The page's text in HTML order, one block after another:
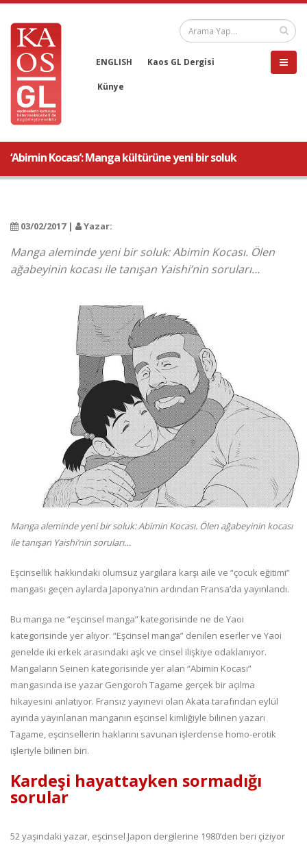
ENGLISH Kaos GL Dergisi
Künye
‘Abimin Kocası’: Manga kültürüne yeni bir soluk
03/02/2017 | Yazar:
Manga aleminde yeni bir soluk: Abimin Kocası. Ölen
ağabeyinin kocası ile tanışan Yaishi’nin soruları…
Manga aleminde yeni bir soluk: Abimin Kocası. Ölen ağabeyinin kocası
ile tanışan Yaishi’nin soruları…
Eşcinsellik hakkındaki olumsuz yargılara karşı aile ve “çocuk eğitimi”
mangası geçen aylarda Japonya’nın ardından Fransa’da yayınlandı.
Bu manga ne “eşcinsel manga” kategorisinde ne de Yaoi
kategorisinde yer alıyor. “Eşcinsel manga” denilen eserler ve Yaoi
genelde iki erkek arasındaki aşk ve cinsel ilişkiye odaklanıyor.
Mangaların Seinen kategorisinde yer alan “Abimin Kocası”
mangasında ise yazar Gengoroh Tagame gerçek bir açılma
hikayesini anlatıyor. Fransız yayınevi olan Akata tarafından eylül
ayında yayınlanan manganın eşcinsel kimliğiyle bilinen yazarı
Tagame, eşcinsellerin haklarını savunan işlerdense homo-erotik
işleriyle bilinen biri.
Kardeşi hayattayken sormadığı
sorular
52 yaşındaki yazar, eşcinsel Japon dergilerine 1980’den beri çiziyor